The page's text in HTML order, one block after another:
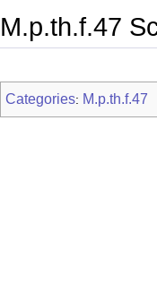
M.p.th.f.47
Categories: M.p.th.f.47